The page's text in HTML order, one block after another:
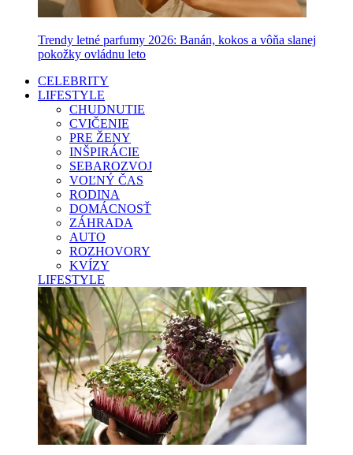
Trendy letné parfumy 2026: Banán, kokos a vôňa slanej
pokožky ovládnu leto
CELEBRITY
LIFESTYLE
CHUDNUTIE
CVIČENIE
PRE ŽENY
INŠPIRÁCIE
SEBAROZVOJ
VOĽNÝ ČAS
RODINA
DOMÁCNOSŤ
ZÁHRADA
AUTO
ROZHOVORY
KVÍZY
LIFESTYLE